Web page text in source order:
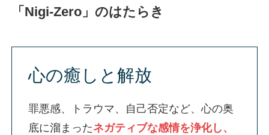
「Nigi-Zero」のはたらき
心の癒しと解放
罪悪感、トラウマ、自己否定など、心の奥
底に溜まったネガティブな感情を浄化し、